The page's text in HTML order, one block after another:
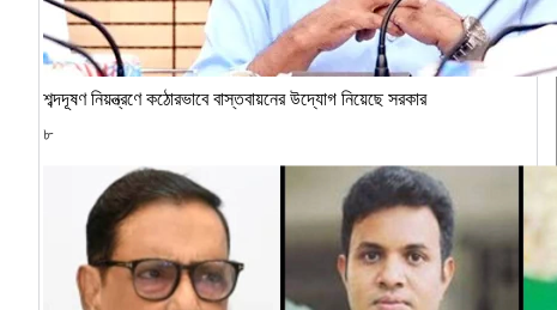
শব্দদূষণ নিয়ন্ত্রণে কঠোরভাবে বাস্তবায়নের উদ্যোগ নিয়েছে সরকার
৮